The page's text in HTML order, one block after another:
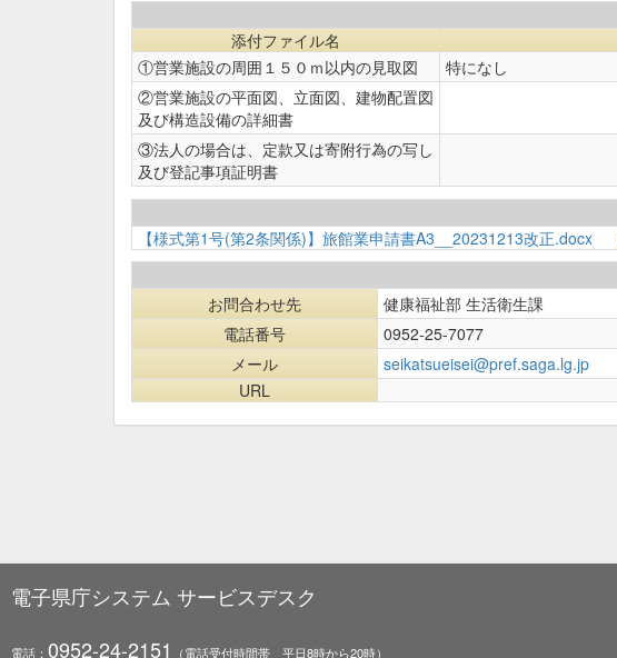
添付ファイル名
①営業施設の周囲１５０ｍ以内の見取図
特になし
②営業施設の平面図、立面図、建物配置図
及び構造設備の詳細書
③法人の場合は、定款又は寄附行為の写し
及び登記事項証明書
【様式第1号(第2条関係)】旅館業申請書A3__20231213改正.docx
お問合わせ先
健康福祉部 生活衛生課
電話番号
0952-25-7077
メール
seikatsueisei@pref.saga.lg.jp
URL
電子県庁システム サービスデスク
電話： 0952-24-2151 （電話受付時間帯 平日8時から20時）